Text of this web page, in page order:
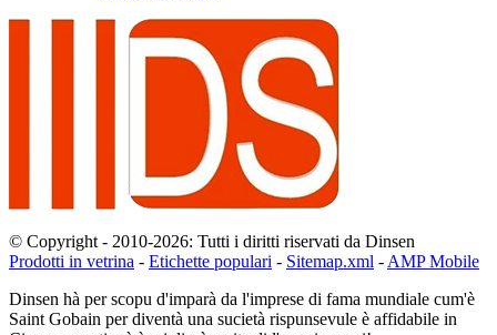
© Copyright - 2010-2026: Tutti i diritti riservati da Dinsen
Prodotti in vetrina - Etichette populari - Sitemap.xml - AMP Mobile
Dinsen hà per scopu d'imparà da l'imprese di fama mundiale cum'è
Saint Gobain per diventà una sucietà rispunsevule è affidabile in